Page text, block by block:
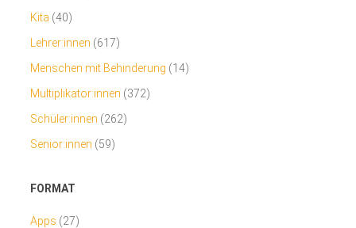
Kita (40)
Lehrer:innen (617)
Menschen mit Behinderung (14)
Multiplikator:innen (372)
Schüler:innen (262)
Senior:innen (59)
FORMAT
Apps (27)